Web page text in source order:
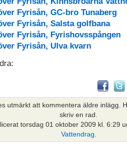
Fyrisån, GC-bro Tunaberg
Fyrisån, Salsta golfbana
Fyrisån, Fyrishovsspången
Fyrisån, Ulva kvarn
utmärkt att kommentera äldre inlägg.
skriv en rad.
torsdag 01 oktober 2009 kl. 6:29
Vattendrag